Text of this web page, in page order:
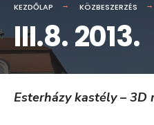
KEZDŐLAP KÖZBESZERZÉS
III.8. 2013.
Esterházy kastély – 3D